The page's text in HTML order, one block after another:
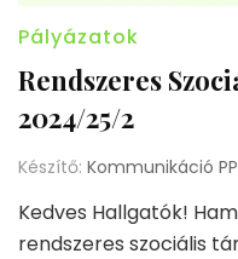
Pályázatok
Rendszeres
2024/25/2
Készítő: Kommunikáció
Kedves Hallgatók!
rendszeres szociális